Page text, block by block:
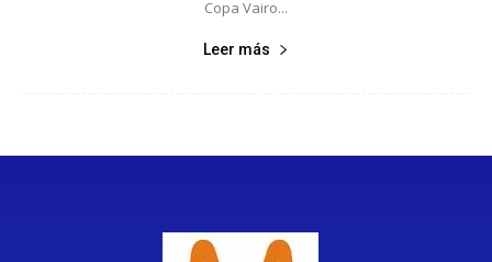
Copa Vairo...
Leer más